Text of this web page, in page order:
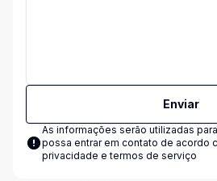
Enviar
As informações serão utilizadas
possa entrar em contato de acordo
privacidade e termos de serviço